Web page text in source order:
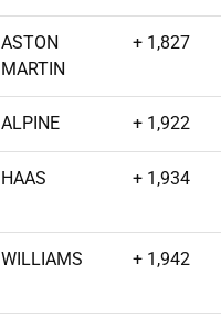
ASTON
MARTIN
+ 1,827
ALPINE + 1,922
HAAS + 1,934
WILLIAMS + 1,942